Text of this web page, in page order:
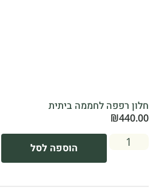
חלון רפפה לחממה ביתית
₪440.00
הוספה לסל